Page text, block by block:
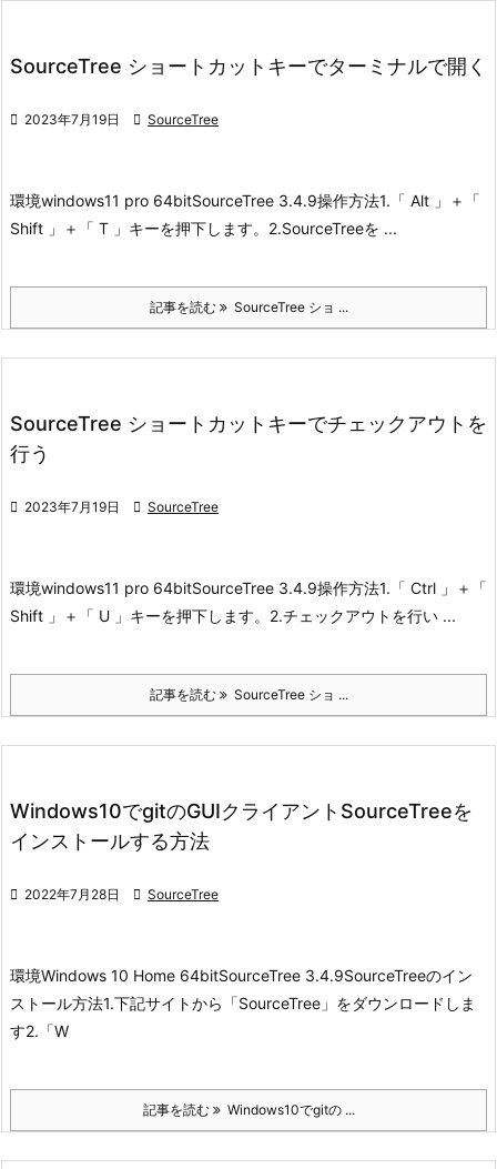
SourceTree ショートカットキーでターミナルで開く
 2023年7月19日  SourceTree
環境windows11 pro 64bitSourceTree 3.4.9操作方法1.「 Alt 」＋「
Shift 」＋「 T 」キーを押下します。 2.SourceTreeを ...
記事を読む SourceTree ショ ...
SourceTree ショートカットキーでチェックアウトを
行う
 2023年7月19日  SourceTree
環境windows11 pro 64bitSourceTree 3.4.9操作方法1.「 Ctrl 」＋「
Shift 」＋「 U 」キーを押下します。 2.チェックアウトを行い ...
記事を読む SourceTree ショ ...
Windows10でgitのGUIクライアントSourceTreeを
インストールする方法
 2022年7月28日  SourceTree
環境Windows 10 Home 64bitSourceTree 3.4.9SourceTreeのイン
ストール方法1.下記サイトから「SourceTree」をダウンロードしま
す2.「W
記事を読む Windows10でgitの ...